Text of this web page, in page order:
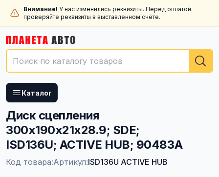
Внимание! У нас изменились реквизиты. Перед оплатой
проверяйте реквизиты в выставленном счёте.
Каталог
Диск сцепления
300x190x21x28.9; SDE;
ISD136U; ACTIVE HUB; 90483A
Код товара:Артикул:ISD136U ACTIVE HUB